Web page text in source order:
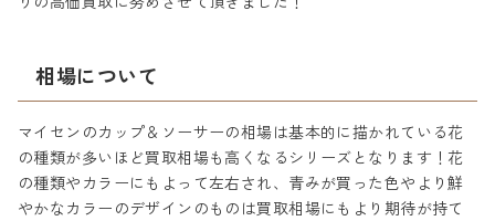
相場について
マイセンのカップ＆ソーサーの相場は基本的に描かれている花
の種類が多いほど買取相場も高くなるシリーズとなります！花
の種類やカラーにもよって左右され、青みが買った色やより鮮
やかなカラーのデザインのものは買取相場にもより期待が持て